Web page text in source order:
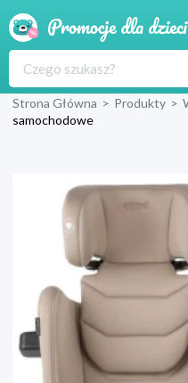
Strona Główna > Produkty >
samochodowe